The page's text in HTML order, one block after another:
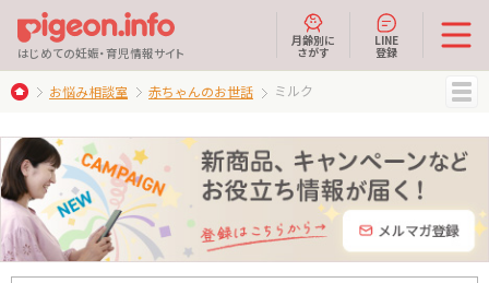
はじめての妊娠・育児情報サイト
月齢別に
さがす
LINE
登録
お悩み相談室 赤ちゃんのお世話 ミルク